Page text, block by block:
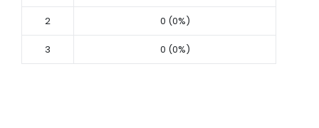
2 0 (0%)
3 0 (0%)